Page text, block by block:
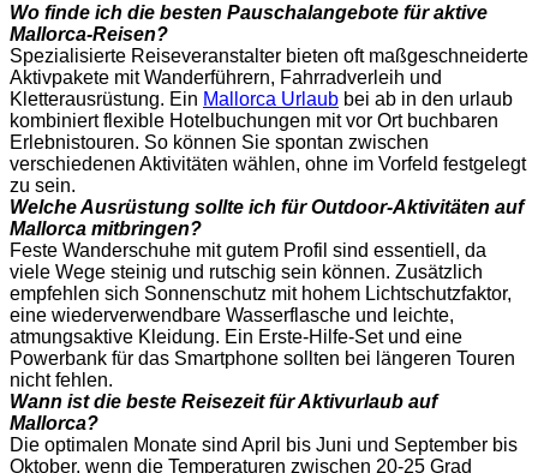
Wo finde ich die besten Pauschalangebote für aktive
Mallorca-Reisen?
Spezialisierte Reiseveranstalter bieten oft maßgeschneiderte
Aktivpakete mit Wanderführern, Fahrradverleih und
Kletterausrüstung. Ein Mallorca Urlaub bei ab in den urlaub
kombiniert flexible Hotelbuchungen mit vor Ort buchbaren
Erlebnistouren. So können Sie spontan zwischen
verschiedenen Aktivitäten wählen, ohne im Vorfeld festgelegt
zu sein.
Welche Ausrüstung sollte ich für Outdoor-Aktivitäten auf
Mallorca mitbringen?
Feste Wanderschuhe mit gutem Profil sind essentiell, da
viele Wege steinig und rutschig sein können. Zusätzlich
empfehlen sich Sonnenschutz mit hohem Lichtschutzfaktor,
eine wiederverwendbare Wasserflasche und leichte,
atmungsaktive Kleidung. Ein Erste-Hilfe-Set und eine
Powerbank für das Smartphone sollten bei längeren Touren
nicht fehlen.
Wann ist die beste Reisezeit für Aktivurlaub auf
Mallorca?
Die optimalen Monate sind April bis Juni und September bis
Oktober, wenn die Temperaturen zwischen 20-25 Grad